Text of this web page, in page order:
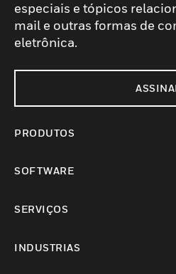
especiais e tópicos
mail e outras formas de
eletrônica.
PRODUTOS
SOFTWARE
SERVIÇOS
INDUSTRIAS